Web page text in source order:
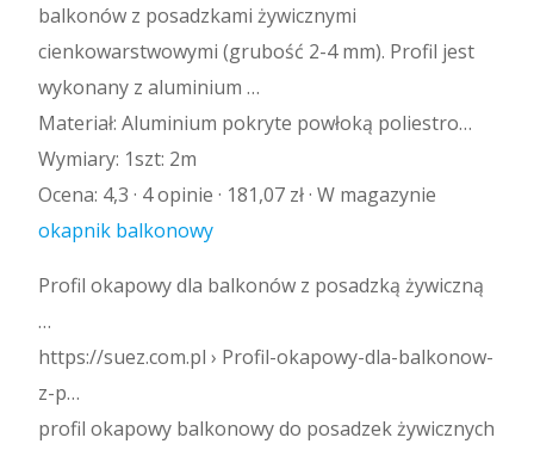
balkonów z posadzkami żywicznymi
cienkowarstwowymi (grubość 2-4 mm). Profil jest
wykonany z aluminium …
Materiał: Aluminium pokryte powłoką poliestro…
Wymiary: 1szt: 2m
Ocena: 4,3 · ‎4 opinie · ‎181,07 zł · ‎W magazynie
okapnik balkonowy
Profil okapowy dla balkonów z posadzką żywiczną
…
https://suez.com.pl › Profil-okapowy-dla-balkonow-
z-p…
profil okapowy balkonowy do posadzek żywicznych